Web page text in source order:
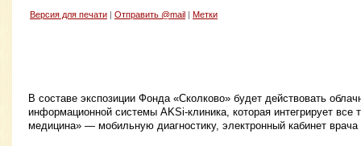
Версия для печати Отправить @mail Метки
В составе экспозиции Фонда «Сколково» будет действовать
информационной системы AKSi-клиника, которая интегрирует
медицина» — мобильную диагностику, электронный кабинет